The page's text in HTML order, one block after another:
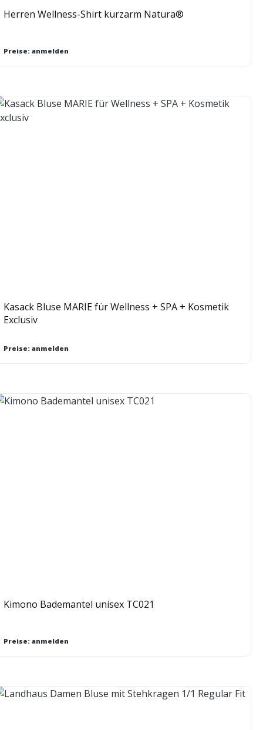
Herren Wellness-Shirt kurzarm Natura®
Preise: anmelden
Kasack Bluse MARIE für Wellness + SPA + Kosmetik
Exclusiv
Preise: anmelden
Kimono Bademantel unisex TC021
Preise: anmelden